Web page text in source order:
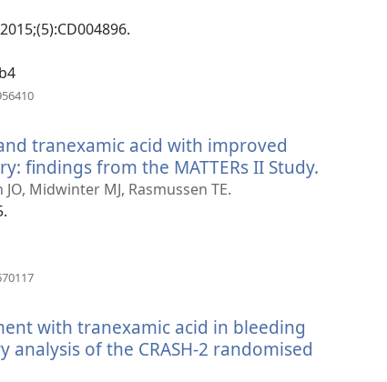
ventana)
tranexamic acid with improved
findings from the MATTERs II Study.
JO, Midwinter MJ, Rasmussen TE.
ventana)
with tranexamic acid in bleeding
of the CRASH-2 randomised